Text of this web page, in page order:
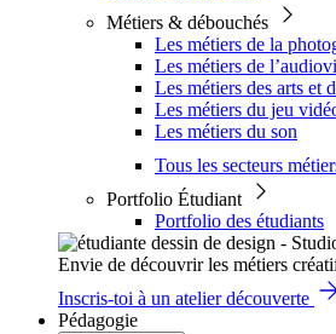
Métiers & débouchés
Les métiers de la
Les métiers de
Les métiers des arts et
Les métiers du jeu
Les métiers du son
Tous les secteurs
Portfolio Étudiant
Portfolio des étudiants
Envie de découvrir les métiers
Inscris-toi à un atelier découverte
Pédagogie